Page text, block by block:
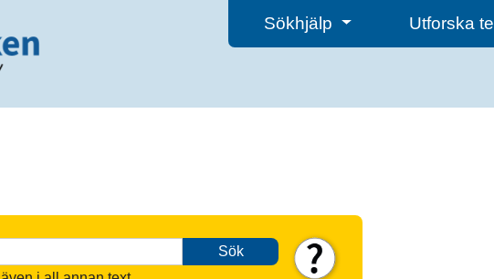
Sökhjälp Utforska
Sök